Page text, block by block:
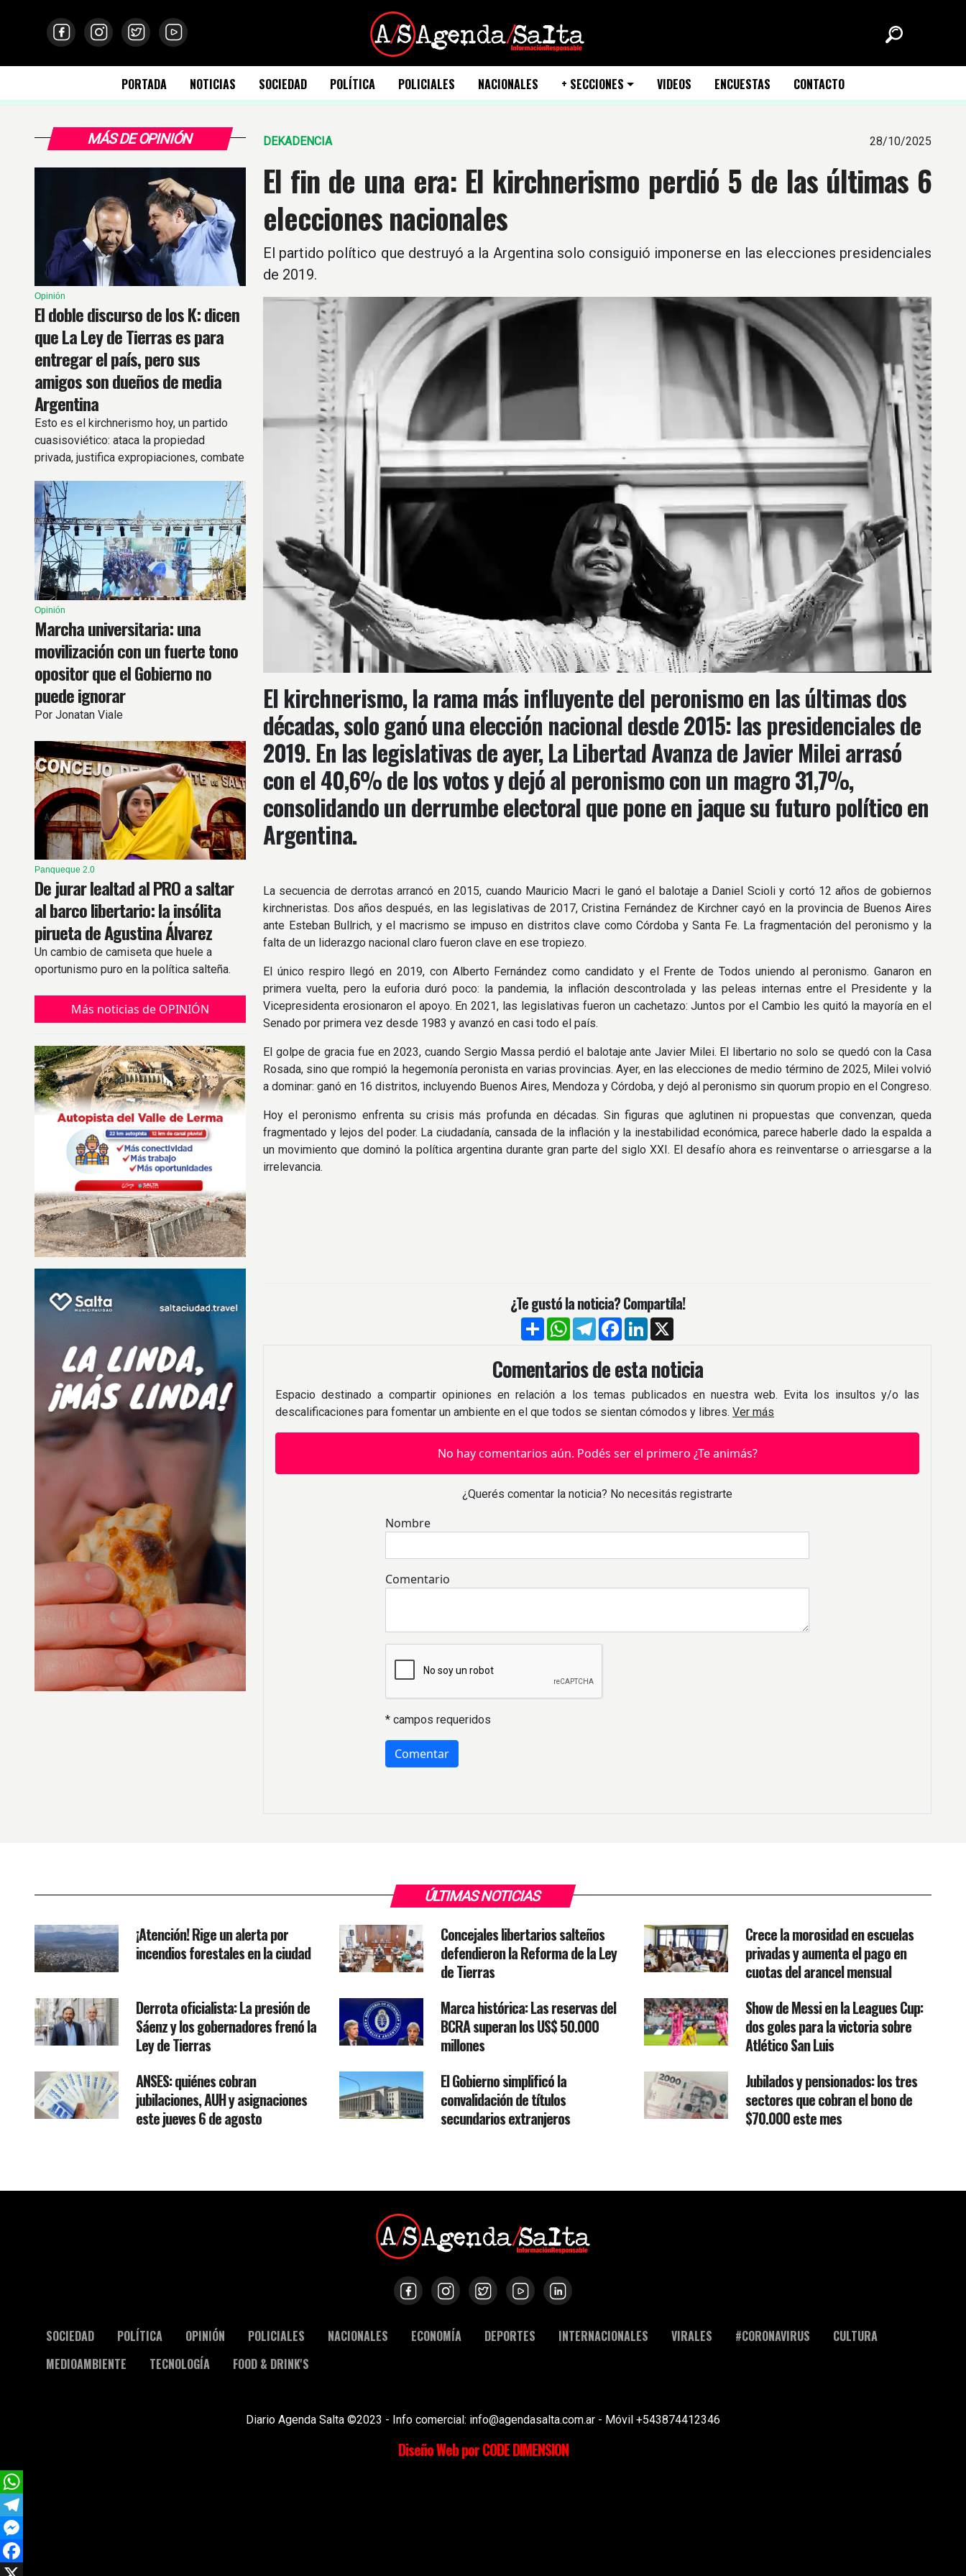
PORTADA NOTICIAS SOCIEDAD POLÍTICA POLICIALES NACIONALES + SECCIONES VIDEOS ENCUESTAS CONTACTO
MÁS DE OPINIÓN
Opinión
El doble discurso de los K: dicen
que La Ley de Tierras es para
entregar el país, pero sus
amigos son dueños de media
Argentina
Esto es el kirchnerismo hoy, un partido
cuasisoviético: ataca la propiedad
privada, justifica expropiaciones, combate
privado con impuestos, promueve las
tomas e impulsa las villas.
Opinión
Marcha universitaria: una
movilización con un fuerte tono
opositor que el Gobierno no
puede ignorar
Por Jonatan Viale
Panqueque 2.0
De jurar lealtad al PRO a saltar
al barco libertario: la insólita
pirueta de Agustina Álvarez
Un cambio de camiseta que huele a
oportunismo puro en la política salteña.
Más noticias de OPINIÓN
DEKADENCIA 28/10/2025
El fin de una era: El kirchnerismo perdió 5 de las últimas 6
elecciones nacionales
El partido político que destruyó a la Argentina solo consiguió imponerse en las elecciones presidenciales
de 2019.
El kirchnerismo, la rama más influyente del peronismo en las últimas dos
décadas, solo ganó una elección nacional desde 2015: las presidenciales de
2019. En las legislativas de ayer, La Libertad Avanza de Javier Milei arrasó
con el 40,6% de los votos y dejó al peronismo con un magro 31,7%,
consolidando un derrumbe electoral que pone en jaque su futuro político en
Argentina.
La secuencia de derrotas arrancó en 2015, cuando Mauricio Macri le ganó el balotaje a Daniel Scioli y cortó 12 años de gobiernos
kirchneristas. Dos años después, en las legislativas de 2017, Cristina Fernández de Kirchner cayó en la provincia de Buenos Aires
ante Esteban Bullrich, y el macrismo se impuso en distritos clave como Córdoba y Santa Fe. La fragmentación del peronismo y la
falta de un liderazgo nacional claro fueron clave en ese tropiezo.
El único respiro llegó en 2019, con Alberto Fernández como candidato y el Frente de Todos uniendo al peronismo. Ganaron en
primera vuelta, pero la euforia duró poco: la pandemia, la inflación descontrolada y las peleas internas entre el Presidente y la
Vicepresidenta erosionaron el apoyo. En 2021, las legislativas fueron un cachetazo: Juntos por el Cambio les quitó la mayoría en el
Senado por primera vez desde 1983 y avanzó en casi todo el país.
El golpe de gracia fue en 2023, cuando Sergio Massa perdió el balotaje ante Javier Milei. El libertario no solo se quedó con la Casa
Rosada, sino que rompió la hegemonía peronista en varias provincias. Ayer, en las elecciones de medio término de 2025, Milei volvió
a dominar: ganó en 16 distritos, incluyendo Buenos Aires, Mendoza y Córdoba, y dejó al peronismo sin quorum propio en el Congreso.
Hoy el peronismo enfrenta su crisis más profunda en décadas. Sin figuras que aglutinen ni propuestas que convenzan, queda
fragmentado y lejos del poder. La ciudadanía, cansada de la inflación y la inestabilidad económica, parece haberle dado la espalda a
un movimiento que dominó la política argentina durante gran parte del siglo XXI. El desafío ahora es reinventarse o arriesgarse a la
irrelevancia.
¿Te gustó la noticia? Compartíla!
CompartirWhatsApp
TelegramFacebook
LinkedIn
Comentarios de esta noticia
Espacio destinado a compartir opiniones en relación a los temas publicados en nuestra web. Evita los insultos y/o las
descalificaciones para fomentar un ambiente en el que todos se sientan cómodos y libres. Ver más
No hay comentarios aún. Podés ser el primero ¿Te animás?
¿Querés comentar la noticia? No necesitás registrarte
Nombre
Comentario
* campos requeridos
ÚLTIMAS NOTICIAS
¡Atención! Rige un alerta por
incendios forestales en la ciudad
Concejales libertarios salteños
defendieron la Reforma de la Ley
de Tierras
Crece la morosidad en escuelas
privadas y aumenta el pago en
cuotas del arancel mensual
Derrota oficialista: La presión de
Sáenz y los gobernadores frenó la
Ley de Tierras
Marca histórica: Las reservas del
BCRA superan los US$ 50.000
millones
Show de Messi en la Leagues Cup:
dos goles para la victoria sobre
Atlético San Luis
ANSES: quiénes cobran
jubilaciones, AUH y asignaciones
este jueves 6 de agosto
El Gobierno simplificó la
convalidación de títulos
secundarios extranjeros
Jubilados y pensionados: los tres
sectores que cobran el bono de
$70.000 este mes
SOCIEDAD POLÍTICA OPINIÓN POLICIALES NACIONALES ECONOMÍA DEPORTES INTERNACIONALES VIRALES #CORONAVIRUS
CULTURA
MEDIOAMBIENTE
TECNOLOGÍA FOOD & DRINK'S
Diario Agenda Salta ©2023 - Info comercial: info@agendasalta.com.ar - Móvil +543874412346
Diseño Web por CODE DIMENSION
WhatsApp
Telegram
Messenger
Facebook